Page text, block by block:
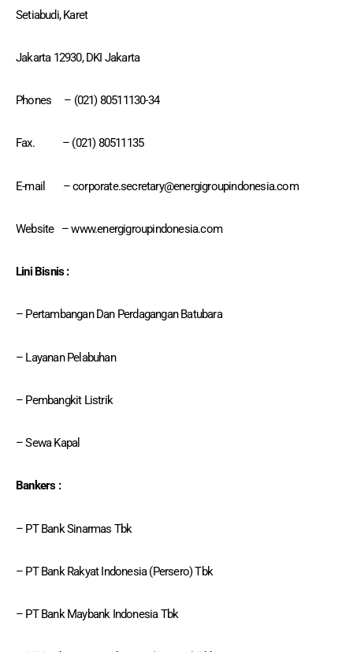
Setiabudi, Karet
Jakarta 12930, DKI Jakarta
Phones – (021) 80511130-34
Fax. – (021) 80511135
E-mail – corporate.secretary@energigroupindonesia.com
Website – www.energigroupindonesia.com
Lini Bisnis :
– Pertambangan Dan Perdagangan Batubara
– Layanan Pelabuhan
– Pembangkit Listrik
– Sewa Kapal
Bankers :
– PT Bank Sinarmas Tbk
– PT Bank Rakyat Indonesia (Persero) Tbk
– PT Bank Maybank Indonesia Tbk